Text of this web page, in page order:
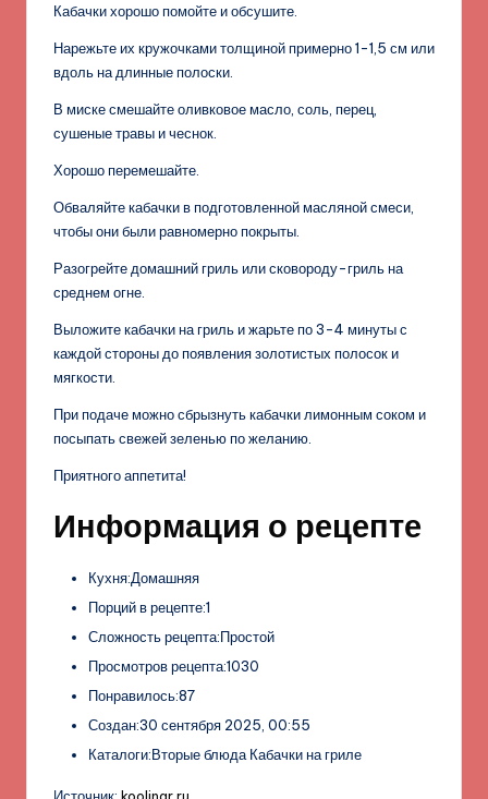
Кабачки хорошо помойте и обсушите.
Нарежьте их кружочками толщиной примерно 1-1,5 см или
вдоль на длинные полоски.
В миске смешайте оливковое масло, соль, перец,
сушеные травы и чеснок.
Хорошо перемешайте.
Обваляйте кабачки в подготовленной масляной смеси,
чтобы они были равномерно покрыты.
Разогрейте домашний гриль или сковороду-гриль на
среднем огне.
Выложите кабачки на гриль и жарьте по 3-4 минуты с
каждой стороны до появления золотистых полосок и
мягкости.
При подаче можно сбрызнуть кабачки лимонным соком и
посыпать свежей зеленью по желанию.
Приятного аппетита!
Информация о рецепте
Кухня:Домашняя
Порций в рецепте:1
Сложность рецепта:Простой
Просмотров рецепта:1030
Понравилось:87
Создан:30 сентября 2025, 00:55
Каталоги:Вторые блюда Кабачки на гриле